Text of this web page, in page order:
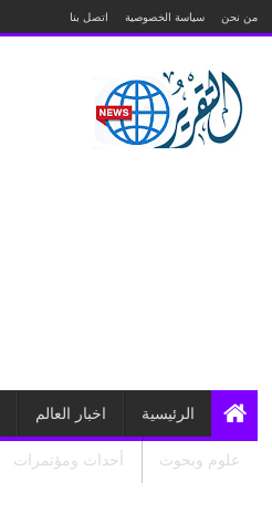
من نحن سياسة الخصوصية اتصل بنا
الرئيسية اخبار العالم
علوم وبحوث أحداث ومؤتمرات